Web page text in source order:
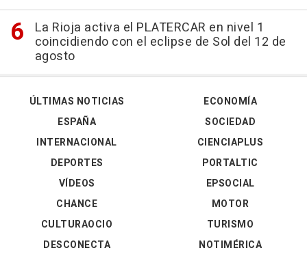
La Rioja activa el PLATERCAR en nivel 1
coincidiendo con el eclipse de Sol del 12 de
agosto
ÚLTIMAS NOTICIAS
ESPAÑA
INTERNACIONAL
DEPORTES
VÍDEOS
ECONOMÍA
SOCIEDAD
CIENCIAPLUS
PORTALTIC
EPSOCIAL
CHANCE
CULTURAOCIO
DESCONECTA
MOTOR
TURISMO
NOTIMÉRICA